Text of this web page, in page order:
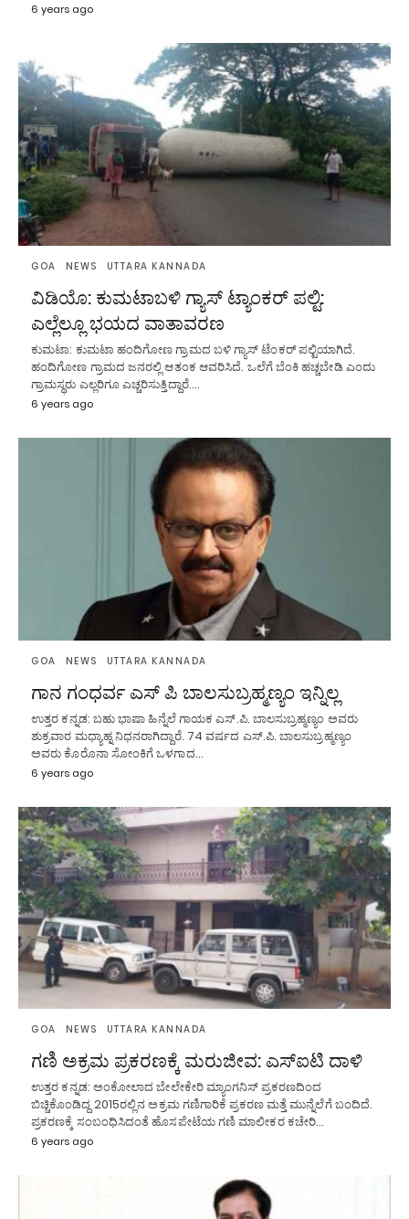
6 years ago
GOA NEWS UTTARA KANNADA
ವಿಡಿಯೊ: ಕುಮಟಾಬಳಿ ಗ್ಯಾಸ್ ಟ್ಯಾಂಕರ್ ಪಲ್ಟಿ:
ಎಲ್ಲೆಲ್ಲೂ ಭಯದ ವಾತಾವರಣ
ಕುಮಟಾ: ಕುಮಟಾ ಹಂದಿಗೋಣ ಗ್ರಾಮದ ಬಳಿ ಗ್ಯಾಸ್ ಟೆಂಕರ್ ಪಲ್ಟಿಯಾಗಿದೆ.
ಹಂದಿಗೋಣ ಗ್ರಾಮದ ಜನರಲ್ಲಿ ಆತಂಕ ಆವರಿಸಿದೆ. ಒಲೆಗೆ ಬೆಂಕಿ ಹಚ್ಚಬೇಡಿ ಎಂದು
ಗ್ರಾಮಸ್ಥರು ಎಲ್ಲರಿಗೂ ಎಚ್ಚರಿಸುತ್ತಿದ್ದಾರೆ.…
6 years ago
GOA NEWS UTTARA KANNADA
ಗಾನ ಗಂಧರ್ವ ಎಸ್ ಪಿ ಬಾಲಸುಬ್ರಹ್ಮಣ್ಯಂ ಇನ್ನಿಲ್ಲ
ಉತ್ತರ ಕನ್ನಡ: ಬಹು ಭಾಷಾ ಹಿನ್ನೆಲೆ ಗಾಯಕ ಎಸ್.ಪಿ. ಬಾಲಸುಬ್ರಹ್ಮಣ್ಯಂ ಅವರು
ಶುಕ್ರವಾರ ಮಧ್ಯಾಹ್ನ ನಿಧನರಾಗಿದ್ದಾರೆ. 74 ವರ್ಷದ ಎಸ್.ಪಿ. ಬಾಲಸುಬ್ರಹ್ಮಣ್ಯಂ
ಅವರು ಕೊರೊನಾ ಸೋಂಕಿಗೆ ಒಳಗಾದ…
6 years ago
GOA NEWS UTTARA KANNADA
ಗಣಿ ಅಕ್ರಮ ಪ್ರಕರಣಕ್ಕೆ ಮರುಜೀವ: ಎಸ್ಐಟಿ ದಾಳಿ
ಉತ್ತರ ಕನ್ನಡ: ಅಂಕೋಲಾದ ಬೇಲೇಕೇರಿ ಮ್ಯಾಂಗನಿಸ್ ಪ್ರಕರಣದಿಂದ
ಬಿಚ್ಚಿಕೊಂಡಿದ್ದ 2015ರಲ್ಲಿನ ಅಕ್ರಮ ಗಣಿಗಾರಿಕೆ ಪ್ರಕರಣ ಮತ್ತೆ ಮುನ್ನೆಲೆಗೆ ಬಂದಿದೆ.
ಪ್ರಕರಣಕ್ಕೆ ಸಂಬಂಧಿಸಿದಂತೆ ಹೊಸಪೇಟೆಯ ಗಣಿ ಮಾಲೀಕರ ಕಚೇರಿ…
6 years ago